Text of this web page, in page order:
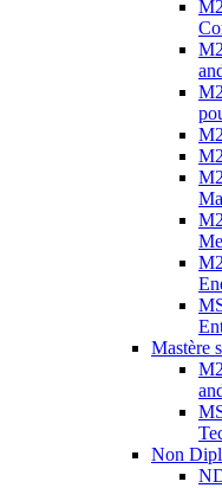
Mastère
Non